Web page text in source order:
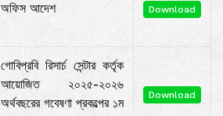
অফিস আদেশ Download
গোবিপ্রবি রিসার্চ সেন্টার কর্তৃক
আয়োজিত ২০২৫-২০২৬
অর্থবছরের গবেষণা প্রকল্পের ১ম
Download